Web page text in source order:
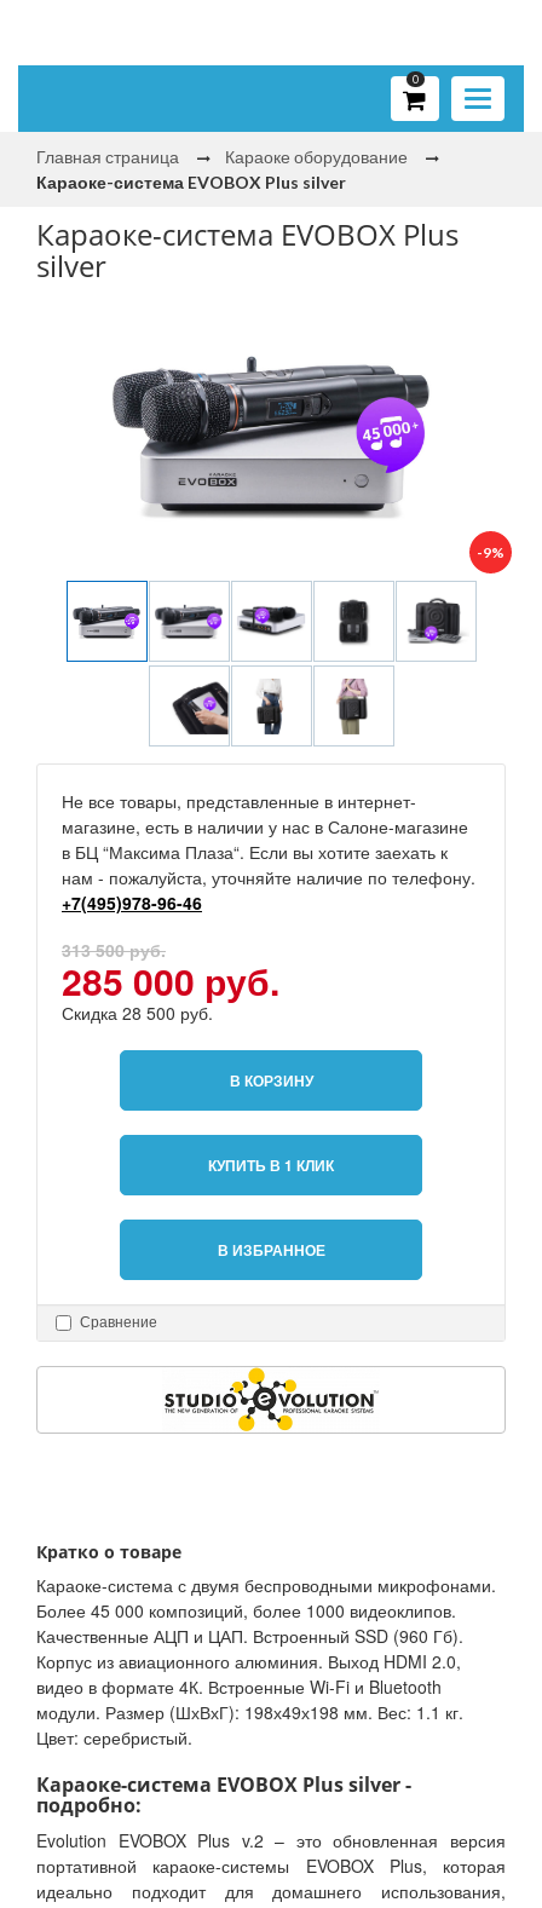
Toggle
0
Главная страница
Караоке оборудование
Караоке-система EVOBOX Plus silver
Караоке-система EVOBOX Plus
silver
-9%
Не все товары, представленные в интернет-
магазине, есть в наличии у нас в Салоне-магазине
в БЦ “Максима Плаза“. Если вы хотите заехать к
нам - пожалуйста, уточняйте наличие по телефону.
+7(495)978-96-46
313 500 руб.
285 000 руб.
Скидка 28 500 руб.
В КОРЗИНУ
КУПИТЬ В 1 КЛИК
В ИЗБРАННОЕ
Сравнение
Кратко о товаре
Караоке-система с двумя беспроводными микрофонами.
Более 45 000 композиций, более 1000 видеоклипов.
Качественные АЦП и ЦАП. Встроенный SSD (960 Гб).
Корпус из авиационного алюминия. Выход HDMI 2.0,
видео в формате 4К. Встроенные Wi-Fi и Bluetooth
модули. Размер (ШхВхГ): 198х49х198 мм. Вес: 1.1 кг.
Цвет: серебристый.
Караоке-система EVOBOX Plus silver -
подробно:
Evolution EVOBOX Plus v.2 – это обновленная версия
портативной караоке-системы EVOBOX Plus, которая
идеально подходит для домашнего использования,